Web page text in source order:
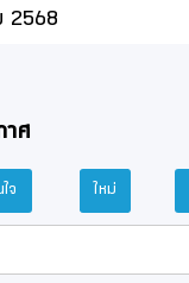
21 ตุลาคม 2568
าศ
จ ใหม่